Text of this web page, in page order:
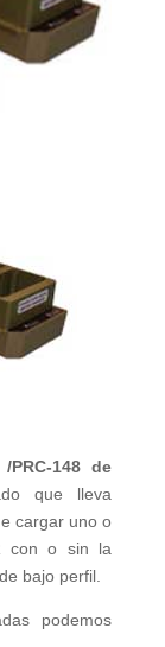
148 de
que lleva
cargar uno o
con o sin la
bajo perfil.
podemos